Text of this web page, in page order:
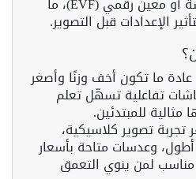
الإعدادات قبل التصوير.
عادة ما تكون أخف وزنًا وأصغر
تفاعلية تسهّل تعلم
مثالية للمبتدئين.
تجربة تصوير كلاسيكية،
وعدسات متاحة بأسعار
لمن ينوي التعمق